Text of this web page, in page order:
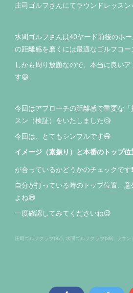
庄司ゴルフさんにてラウンドレッス
水間ゴルフさんは40ヤード前後のホ
の距離感を磨くには最適なゴルフコー
しかも周り放題なので、本当に良い
す😆
今回はアプローチの距離感で重要な
スン（検証）をいたしました🧐
今回は、とてもシンプルです😄
イメージ（素振り）と本番のトップ位
が合っているかどうかのチェックです❗️
自分が打っている時のトップ位置、
よね😄
一度確認してみてくださいね😉
庄司ゴルフクラブ(87) 水間ゴルフクラブ(39) ラウン